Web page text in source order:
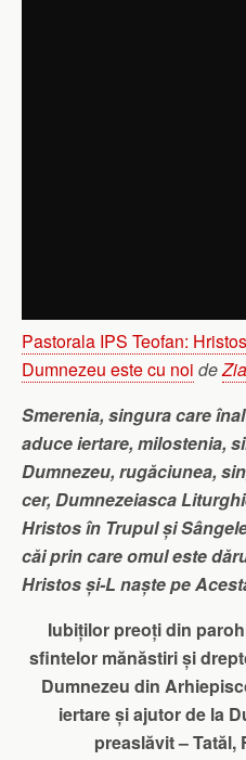
Pastorala IPS Teofan:
Dumnezeu este cu noi de
Smerenia, singura care
aduce iertare, milostenia,
Dumnezeu, ru­găciunea,
cer, Dumnezeiasca
Hristos în Trupul și
căi prin care omul este
Hristos și-L naște pe
Iubiților preoți din
sfintelor mănăstiri și
Dumnezeu din
iertare și ajutor de la
preaslăvit –